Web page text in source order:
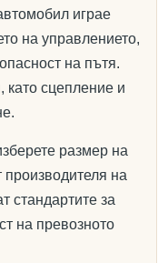
играе
на управлението,
на пътя.
като сцепление и
размер на
производителя на
стандартите за
на превозното